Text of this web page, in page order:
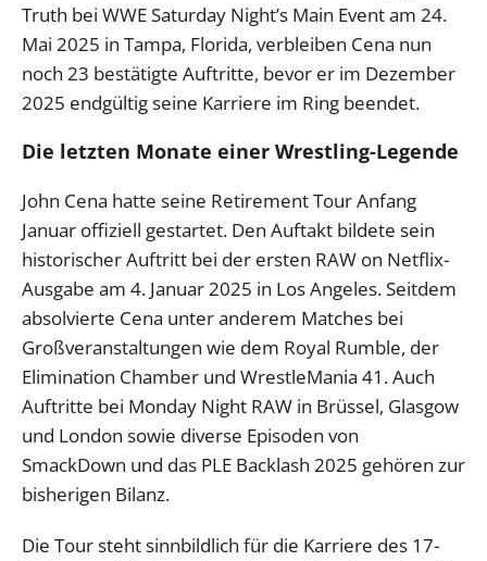
Truth bei WWE Saturday Night’s Main Event am 24.
Mai 2025 in Tampa, Florida, verbleiben Cena nun
noch 23 bestätigte Auftritte, bevor er im Dezember
2025 endgültig seine Karriere im Ring beendet.
Die letzten Monate einer Wrestling-Legende
John Cena hatte seine Retirement Tour Anfang
Januar offiziell gestartet. Den Auftakt bildete sein
historischer Auftritt bei der ersten RAW on Netflix-
Ausgabe am 4. Januar 2025 in Los Angeles. Seitdem
absolvierte Cena unter anderem Matches bei
Großveranstaltungen wie dem Royal Rumble, der
Elimination Chamber und WrestleMania 41. Auch
Auftritte bei Monday Night RAW in Brüssel, Glasgow
und London sowie diverse Episoden von
SmackDown und das PLE Backlash 2025 gehören zur
bisherigen Bilanz.
Die Tour steht sinnbildlich für die Karriere des 17-